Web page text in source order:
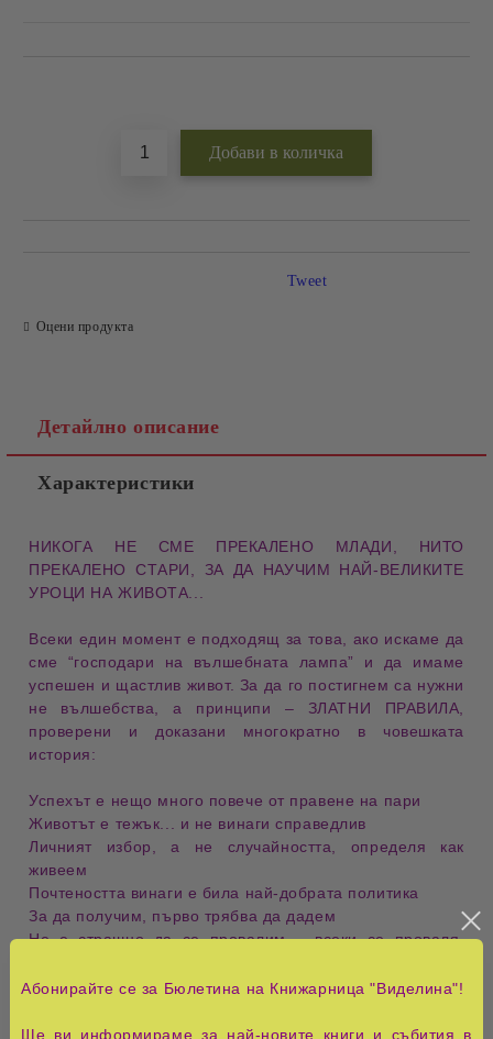
Оцени продукта
Tweet
Детайлно описание
Характеристики
​НИКОГА НЕ СМЕ ПРЕКАЛЕНО МЛАДИ, НИТО
ПРЕКАЛЕНО СТАРИ, ЗА ДА НАУЧИМ НАЙ-ВЕЛИКИТЕ
УРОЦИ НА ЖИВОТА...
Всеки един момент е подходящ за това, ако искаме да
сме “господари на вълшебната лампа” и да имаме
успешен и щастлив живот. За да го постигнем са нужни
не вълшебства, а принципи – ЗЛАТНИ ПРАВИЛА,
проверени и доказани многократно в човешката
история:
Успехът е нещо много повече от правене на пари
Животът е тежък... и не винаги справедлив
Личният избор, а не случайността, определя как
живеем
Почтеността винаги е била най-добрата политика
За да получим, първо трябва да дадем
Не е страшно да се провалим – всеки се проваля,
да бъдат щастливи!
Абонирайте се за Бюлетина на Книжарница "Виделина"!
Ще ви информираме за най-новите книги и събития в